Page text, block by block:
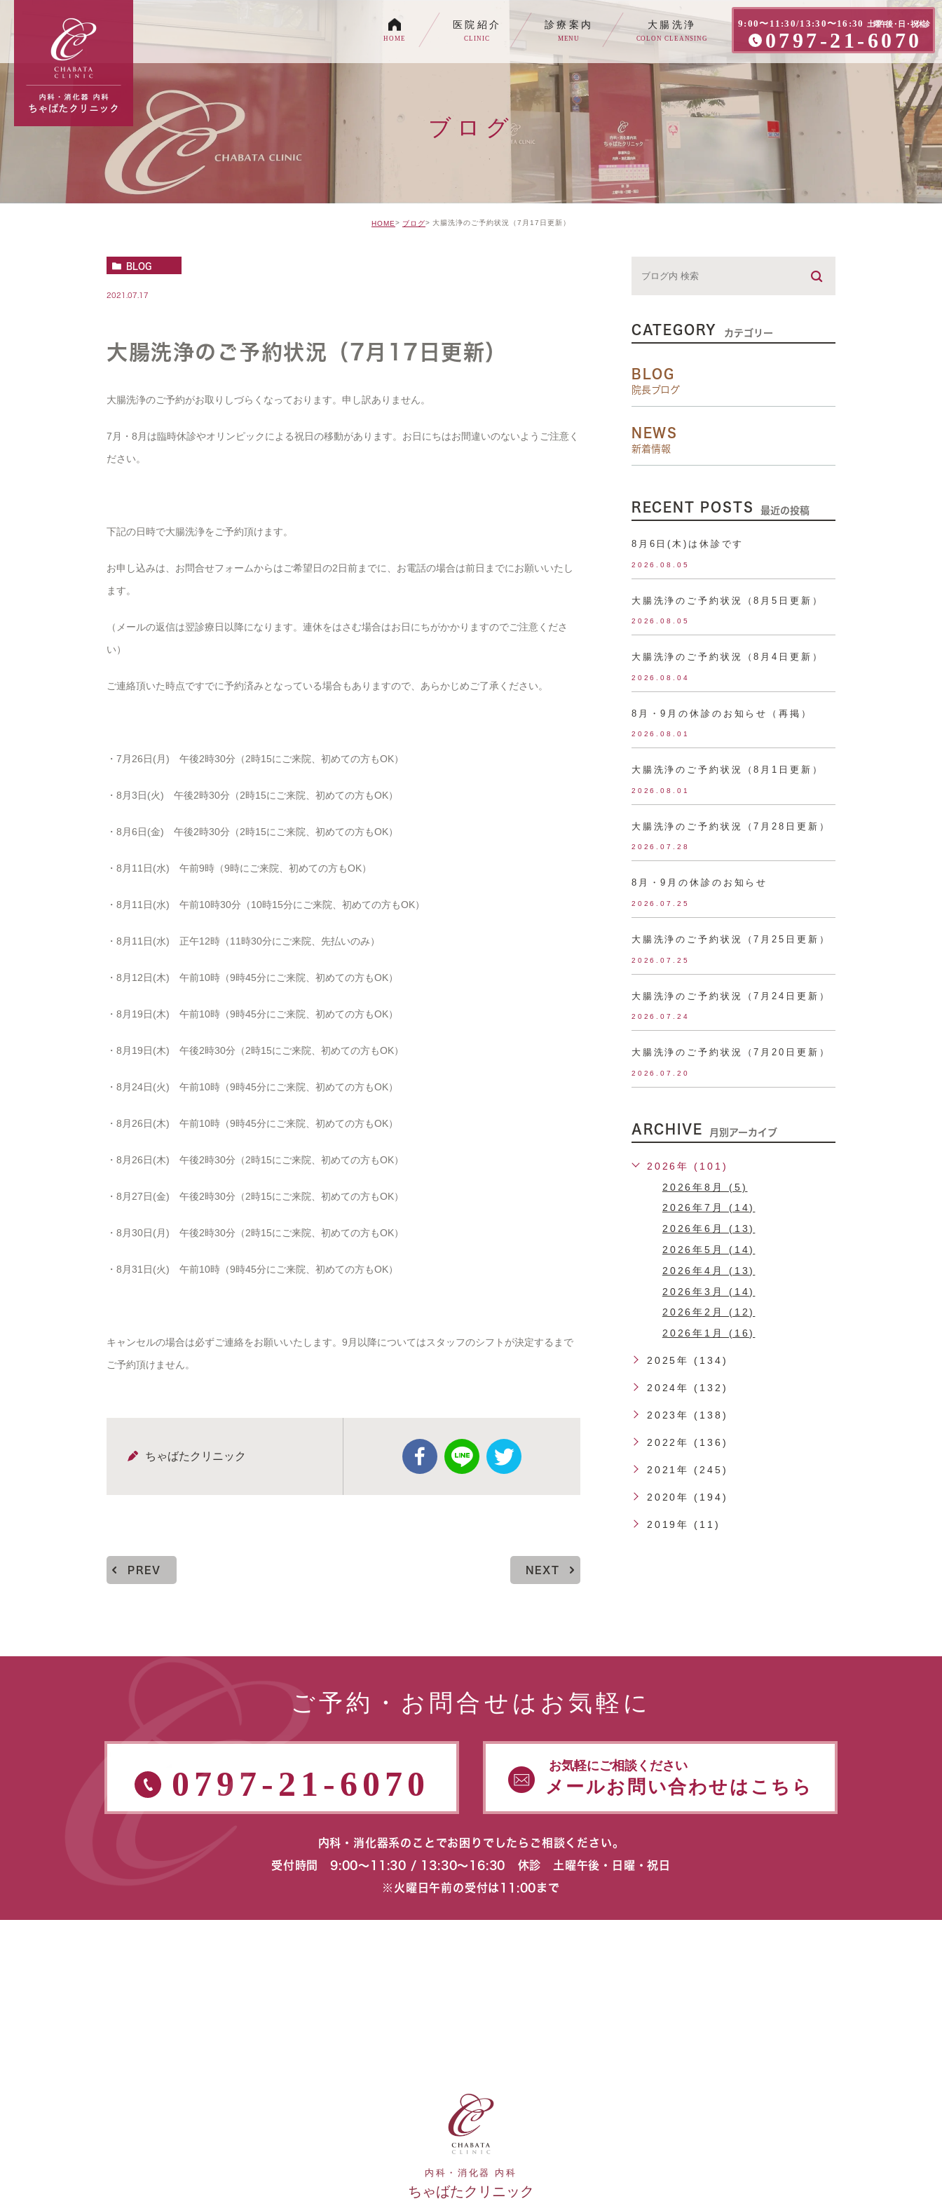
9:00〜11:30/13:30〜16:30 土曜午後・日・祝休診
0797-21-6070
HOME
医院紹介
CLINIC
診療案内
MENU
各種内視鏡検査について
生活習慣病
消化器内科・内科
トイレの症状でお悩みの方へ
大腸洗浄
COLON CLEANSING
ブログ
HOME ブログ 大腸洗浄のご予約状況（7月17日更新）
BLOG
2021.07.17
大腸洗浄のご予約状況（7月17日更新）
大腸洗浄のご予約がお取りしづらくなっております。申し訳ありません。
7月・8月は臨時休診やオリンピックによる祝日の移動があります。お日にちはお間違いのないようご注意く
ださい。
下記の日時で大腸洗浄をご予約頂けます。
お申し込みは、お問合せフォームからはご希望日の2日前までに、お電話の場合は前日までにお願いいたし
ます。
（メールの返信は翌診療日以降になります。連休をはさむ場合はお日にちがかかりますのでご注意くださ
い）
ご連絡頂いた時点ですでに予約済みとなっている場合もありますので、あらかじめご了承ください。
・7月26日(月) 午後2時30分（2時15にご来院、初めての方もOK）
・8月3日(火) 午後2時30分（2時15にご来院、初めての方もOK）
・8月6日(金) 午後2時30分（2時15にご来院、初めての方もOK）
・8月11日(水) 午前9時（9時にご来院、初めての方もOK）
・8月11日(水) 午前10時30分（10時15分にご来院、初めての方もOK）
・8月11日(水) 正午12時（11時30分にご来院、先払いのみ）
・8月12日(木) 午前10時（9時45分にご来院、初めての方もOK）
・8月19日(木) 午前10時（9時45分にご来院、初めての方もOK）
・8月19日(木) 午後2時30分（2時15にご来院、初めての方もOK）
・8月24日(火) 午前10時（9時45分にご来院、初めての方もOK）
・8月26日(木) 午前10時（9時45分にご来院、初めての方もOK）
・8月26日(木) 午後2時30分（2時15にご来院、初めての方もOK）
・8月27日(金) 午後2時30分（2時15にご来院、初めての方もOK）
・8月30日(月) 午後2時30分（2時15にご来院、初めての方もOK）
・8月31日(火) 午前10時（9時45分にご来院、初めての方もOK）
キャンセルの場合は必ずご連絡をお願いいたします。9月以降についてはスタッフのシフトが決定するまで
ご予約頂けません。
ちゃばたクリニック
PREV NEXT
CATEGORY カテゴリー
BLOG
院長ブログ
NEWS
新着情報
RECENT POSTS 最近の投稿
8月6日(木)は休診です
2026.08.05
大腸洗浄のご予約状況（8月5日更新）
2026.08.05
大腸洗浄のご予約状況（8月4日更新）
2026.08.04
8月・9月の休診のお知らせ（再掲）
2026.08.01
大腸洗浄のご予約状況（8月1日更新）
2026.08.01
大腸洗浄のご予約状況（7月28日更新）
2026.07.28
8月・9月の休診のお知らせ
2026.07.25
大腸洗浄のご予約状況（7月25日更新）
2026.07.25
大腸洗浄のご予約状況（7月24日更新）
2026.07.24
大腸洗浄のご予約状況（7月20日更新）
2026.07.20
ARCHIVE 月別アーカイブ
2026年 (101)
2026年8月 (5)
2026年7月 (14)
2026年6月 (13)
2026年5月 (14)
2026年4月 (13)
2026年3月 (14)
2026年2月 (12)
2026年1月 (16)
2025年 (134)
2024年 (132)
2023年 (138)
2022年 (136)
2021年 (245)
2020年 (194)
2019年 (11)
ご予約・お問合せはお気軽に
0797-21-6070 お気軽にご相談ください
メールお問い合わせはこちら
内科・消化器系のことでお困りでしたらご相談ください。
受付時間 9:00〜11:30 / 13:30〜16:30 休診 土曜午後・日曜・祝日
※火曜日午前の受付は11:00まで
内科・消化器 内科
ちゃばたクリニック